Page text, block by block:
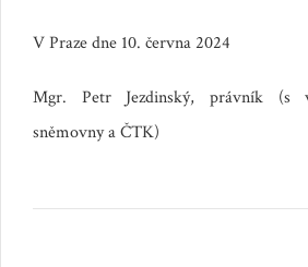
V Praze dne 10. června 2024
Mgr. Petr Jezdinský, právník (s
sněmovny a ČTK)